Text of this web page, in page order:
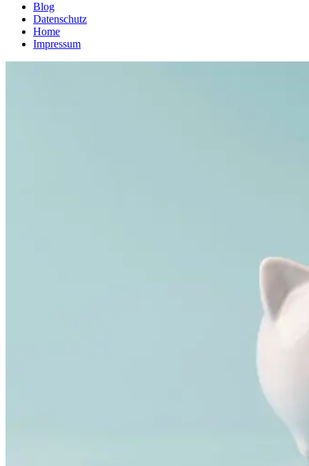
Blog
Datenschutz
Home
Impressum